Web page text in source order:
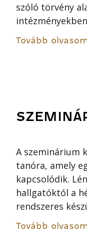
szóló törvény
Tovább
A szeminárium
tanóra, amely
kapcsolódik.
hallgatóktól a
rendszeres
Tovább